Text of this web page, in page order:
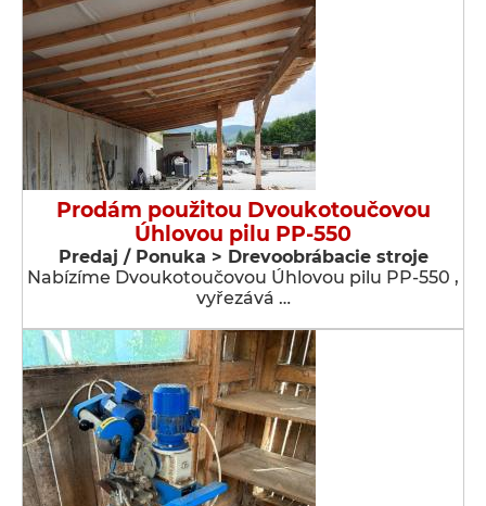
Prodám použitou Dvoukotoučovou
Úhlovou pilu PP-550
Predaj / Ponuka > Drevoobrábacie stroje
Nabízíme Dvoukotoučovou Úhlovou pilu PP-550 ,
vyřezává …